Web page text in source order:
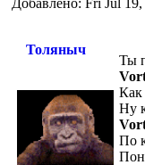
Добавлено: Fri Jul
Толяныч
Ты
Как
Ну
По